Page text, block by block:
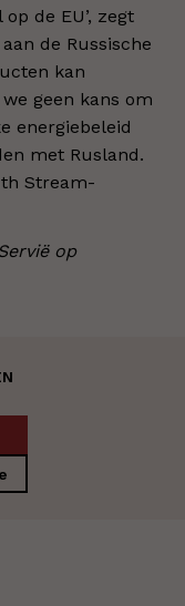
de EU’, zegt
de Russische
kan
geen kans om
energiebeleid
met Rusland.
Stream-
op